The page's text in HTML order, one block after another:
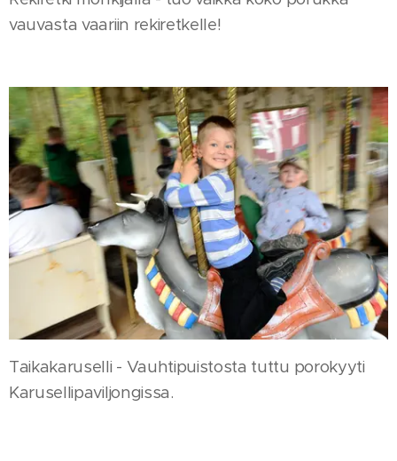
vauvasta vaariin rekiretkelle!
Taikakaruselli - Vauhtipuistosta tuttu porokyyti
Karusellipaviljongissa.